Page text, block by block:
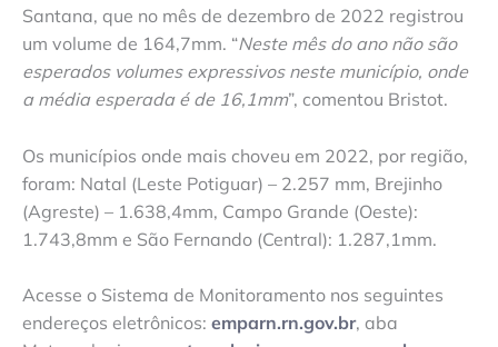
Santana, que no mês de dezembro de 2022 registrou
um volume de 164,7mm. “Neste mês do ano não são
esperados volumes expressivos neste município, onde
a média esperada é de 16,1mm”, comentou Bristot.
Os municípios onde mais choveu em 2022, por região,
foram: Natal (Leste Potiguar) – 2.257 mm, Brejinho
(Agreste) – 1.638,4mm, Campo Grande (Oeste):
1.743,8mm e São Fernando (Central): 1.287,1mm.
Acesse o Sistema de Monitoramento nos seguintes
endereços eletrônicos: emparn.rn.gov.br, aba